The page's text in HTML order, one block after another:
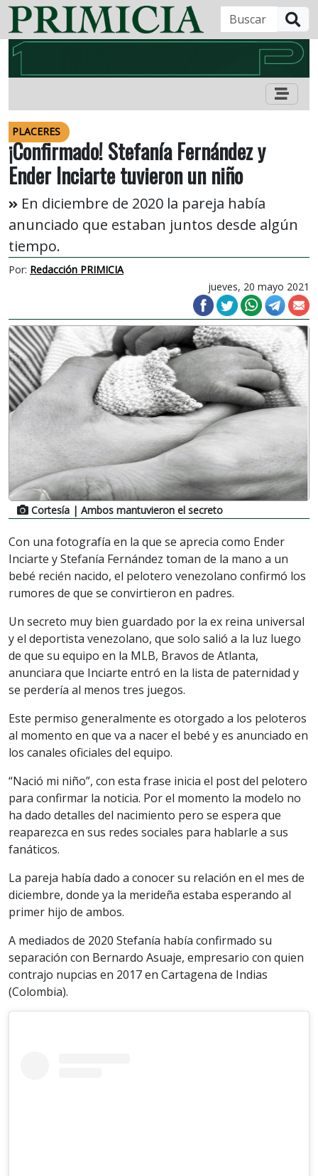
PLACERES
¡Confirmado! Stefanía Fernández y
Ender Inciarte tuvieron un niño
En diciembre de 2020 la pareja había
anunciado que estaban juntos desde algún
tiempo.
Por: Redacción PRIMICIA
jueves, 20 mayo 2021
Cortesía | Ambos mantuvieron el secreto
Con una fotografía en la que se aprecia como Ender
Inciarte y Stefanía Fernández toman de la mano a un
bebé recién nacido, el pelotero venezolano confirmó los
rumores de que se convirtieron en padres.
Un secreto muy bien guardado por la ex reina universal
y el deportista venezolano, que solo salió a la luz luego
de que su equipo en la MLB, Bravos de Atlanta,
anunciara que Inciarte entró en la lista de paternidad y
se perdería al menos tres juegos.
Este permiso generalmente es otorgado a los peloteros
al momento en que va a nacer el bebé y es anunciado en
los canales oficiales del equipo.
“Nació mi niño”, con esta frase inicia el post del pelotero
para confirmar la noticia. Por el momento la modelo no
ha dado detalles del nacimiento pero se espera que
reaparezca en sus redes sociales para hablarle a sus
fanáticos.
La pareja había dado a conocer su relación en el mes de
diciembre, donde ya la merideña estaba esperando al
primer hijo de ambos.
A mediados de 2020 Stefanía había confirmado su
separación con Bernardo Asuaje, empresario con quien
contrajo nupcias en 2017 en Cartagena de Indias
(Colombia).